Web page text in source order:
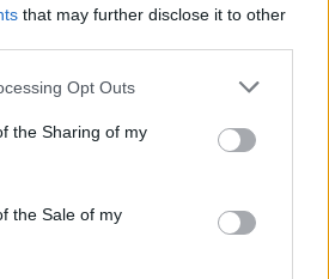
that may further disclose it to other
app uses one or more Google
usage behaviour. You may click to
Google and its third-party tags to
specified purposes in below Google
Opt Outs
the Sharing of my
the Sale of my
ήδη ξεκινήσει αρκετούς
City, Responsibly δεν είναι
ευαισθητοποίησης αλλά μια
μας ευχαρίστηση,
εισοδήματος, για